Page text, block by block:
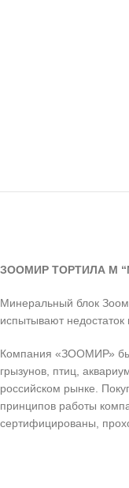
ЗООМИР ТОРТИЛА М
Минеральный блок
испытывают
Компания «ЗООМИР»
грызунов, птиц,
российском рынке.
принципов работы
сертифицированы,